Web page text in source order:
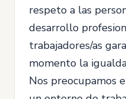
respeto a las
desarrollo
trabajadores/as
momento la
Nos preocupamos